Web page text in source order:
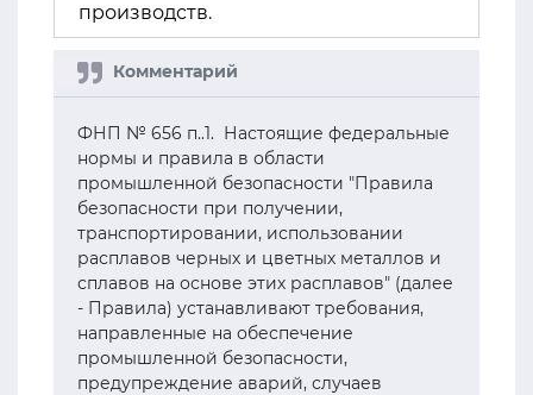
производств.
ФНП № 656 п..1. Настоящие федеральные
нормы и правила в области
промышленной безопасности "Правила
безопасности при получении,
транспортировании, использовании
расплавов черных и цветных металлов и
сплавов на основе этих расплавов" (далее
- Правила) устанавливают требования,
направленные на обеспечение
промышленной безопасности,
предупреждение аварий, случаев